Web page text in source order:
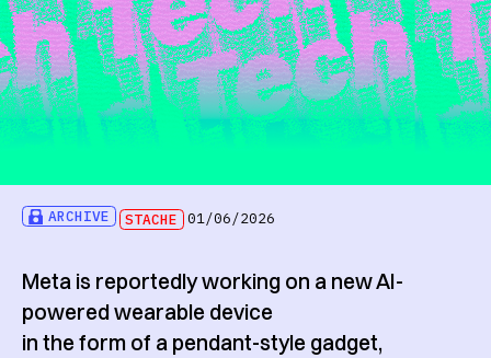
ARCHIVE STACHE 01/06/2026
Meta is reportedly working on a new AI-
powered wearable device
in the form of a pendant-style gadget,